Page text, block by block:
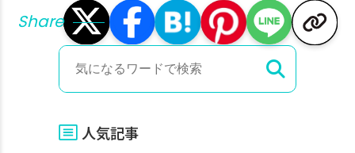
Share
人気記事